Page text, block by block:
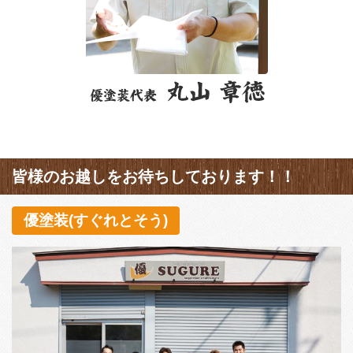
皆様のお越しをお待ちしております！！
優塗装(すぐれとそう)